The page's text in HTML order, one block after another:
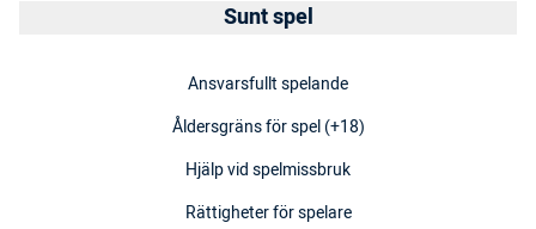
Sunt spel
Ansvarsfullt spelande
Åldersgräns för spel (+18)
Hjälp vid spelmissbruk
Rättigheter för spelare